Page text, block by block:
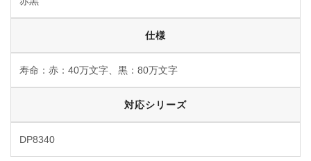
仕様
寿命：赤：40万文字、黒：80万文字
対応シリーズ
DP8340